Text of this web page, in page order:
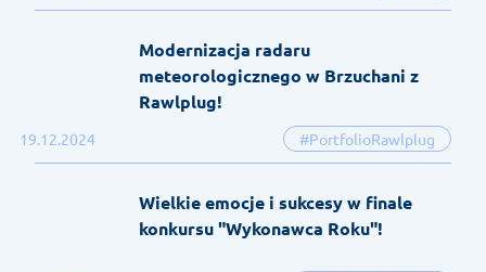
19.12.2024 #PortfolioRawlplug
Modernizacja radaru
meteorologicznego w Brzuchani z
Rawlplug!
Wielkie emocje i sukcesy w finale
konkursu "Wykonawca Roku"!